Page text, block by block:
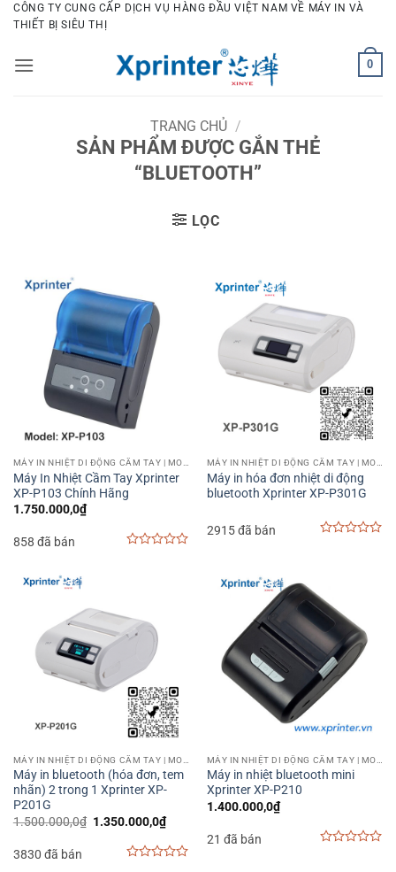
Bỏ
qua
dung
CÔNG TY CUNG CẤP DỊCH VỤ HÀNG ĐẦU VIỆT NAM VỀ MÁY IN VÀ
THIẾT BỊ SIÊU THỊ
0
TRANG CHỦ /
SẢN PHẨM ĐƯỢC GẮN THẺ
“BLUETOOTH”
LỌC
Máy In Nhiệt Cầm Tay Xprinter
XP-P103 Chính Hãng
1.750.000,0₫
858 đã bán
Máy in hóa đơn nhiệt di động
bluetooth Xprinter XP-P301G
2915 đã bán
Máy in bluetooth (hóa đơn, tem
nhãn) 2 trong 1 Xprinter XP-
P201G
1.500.000,0₫ Giá
1.500.000,0₫.
1.350.000,0₫Giá
hiện
tại
là:
3830 đã bán
Máy in nhiệt bluetooth mini
Xprinter XP-P210
1.400.000,0₫
21 đã bán